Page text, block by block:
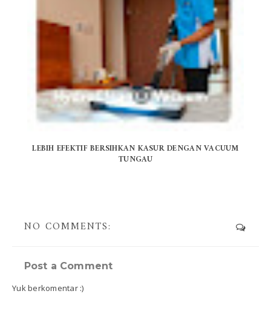
LEBIH EFEKTIF BERSIHKAN KASUR DENGAN VACUUM
TUNGAU
NO COMMENTS:
Post a Comment
Yuk berkomentar :)